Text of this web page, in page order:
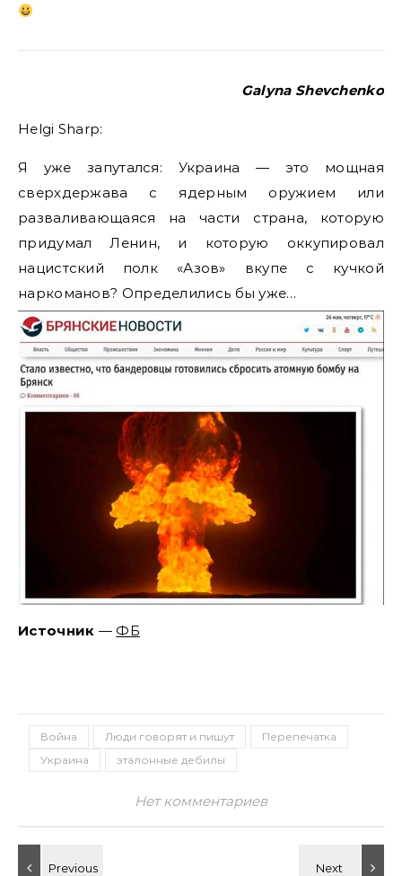
Galyna Shevchenko
Helgi Sharp:
Я уже запутался: Украина — это мощная
сверхдержава с ядерным оружием или
разваливающаяся на части страна, которую
придумал Ленин, и которую оккупировал
нацистский полк «Азов» вкупе с кучкой
наркоманов? Определились бы уже…
Источник — ФБ
Война Люди говорят и пишут
Перепечатка
Украина
эталонные дебилы
Нет комментариев